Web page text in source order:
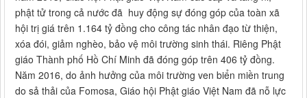
phật tử trong cả nước đã huy động sự đóng góp của toàn xã
hội trị giá trên 1.164 tỷ đồng cho công tác nhân đạo từ thiện,
xóa đói, giảm nghèo, bảo vệ môi trường sinh thái. Riêng Phật
giáo Thành phố Hồ Chí Minh đã đóng góp trên 406 tỷ đồng.
Năm 2016, do ảnh hưởng của môi trường ven biển miền trung
do sả thải của Fomosa, Giáo hội Phật giáo Việt Nam đã nỗ lực